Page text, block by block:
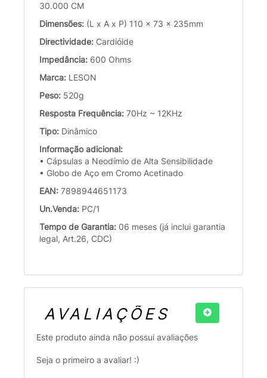
30.000 CM
Dimensões: (L x A x P) 110 x 73 x 235mm
Directividade: Cardióide
Impedância: 600 Ohms
Marca: LESON
Peso: 520g
Resposta Frequência: 70Hz ~ 12KHz
Tipo: Dinâmico
Informação adicional:
• Cápsulas a Neodímio de Alta Sensibilidade
• Globo de Aço em Cromo Acetinado
EAN: 7898944651173
Un.Venda: PC/1
Tempo de Garantia: 06 meses (já inclui garantia
legal, Art.26, CDC)
AVALIAÇÕES
Este produto ainda não possui avaliações
Seja o primeiro a avaliar! :)